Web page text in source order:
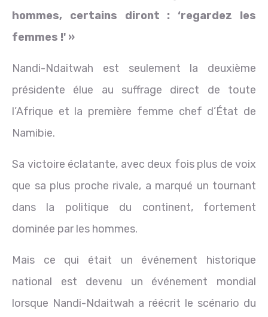
hommes, certains diront : ‘regardez les
femmes !' »
Nandi-Ndaitwah est seulement la deuxième
présidente élue au suffrage direct de toute
l’Afrique et la première femme chef d’État de
Namibie.
Sa victoire éclatante, avec deux fois plus de voix
que sa plus proche rivale, a marqué un tournant
dans la politique du continent, fortement
dominée par les hommes.
Mais ce qui était un événement historique
national est devenu un événement mondial
lorsque Nandi-Ndaitwah a réécrit le scénario du